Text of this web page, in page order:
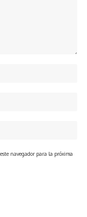
navegador para la próxima